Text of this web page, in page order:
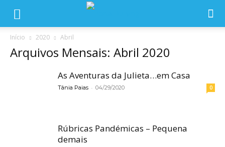
Início 2020 Abril
Arquivos Mensais: Abril 2020
As Aventuras da Julieta…em Casa
Tânia Paias - 04/29/2020 0
Rúbricas Pandémicas – Pequena
demais